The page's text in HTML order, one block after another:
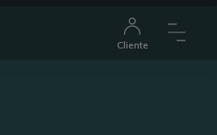
Cliente